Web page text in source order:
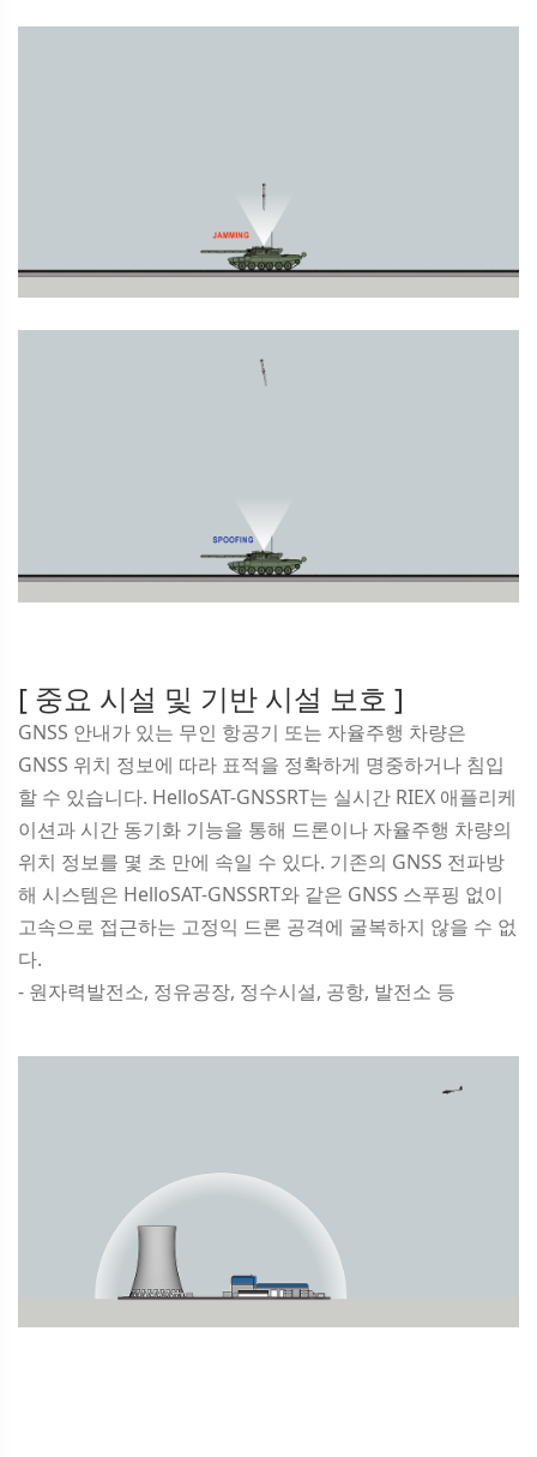
[ 중요 시설 및 기반 시설 보호 ]
GNSS 안내가 있는 무인 항공기 또는 자율주행 차량은
GNSS 위치 정보에 따라 표적을 정확하게 명중하거나 침입
할 수 있습니다. HelloSAT-GNSSRT는 실시간 RIEX 애플리케
이션과 시간 동기화 기능을 통해 드론이나 자율주행 차량의
위치 정보를 몇 초 만에 속일 수 있다. 기존의 GNSS 전파방
해 시스템은 HelloSAT-GNSSRT와 같은 GNSS 스푸핑 없이
고속으로 접근하는 고정익 드론 공격에 굴복하지 않을 수 없
다.
- 원자력발전소, 정유공장, 정수시설, 공항, 발전소 등